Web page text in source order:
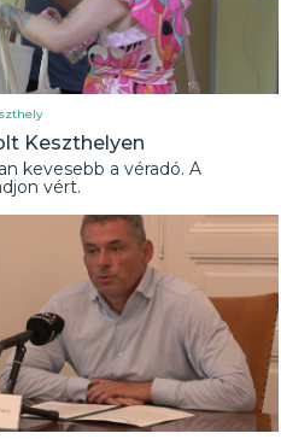
Keszthelyen
kevesebb a véradó. A
vért.